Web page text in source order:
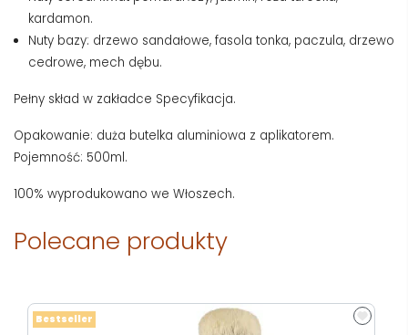
kardamon.
Nuty bazy: drzewo sandałowe, fasola tonka, paczula, drzewo
cedrowe, mech dębu.
Pełny skład w zakładce Specyfikacja.
Opakowanie: duża butelka aluminiowa z aplikatorem.
Pojemność: 500ml.
100% wyprodukowano we Włoszech.
Polecane produkty
Bestseller